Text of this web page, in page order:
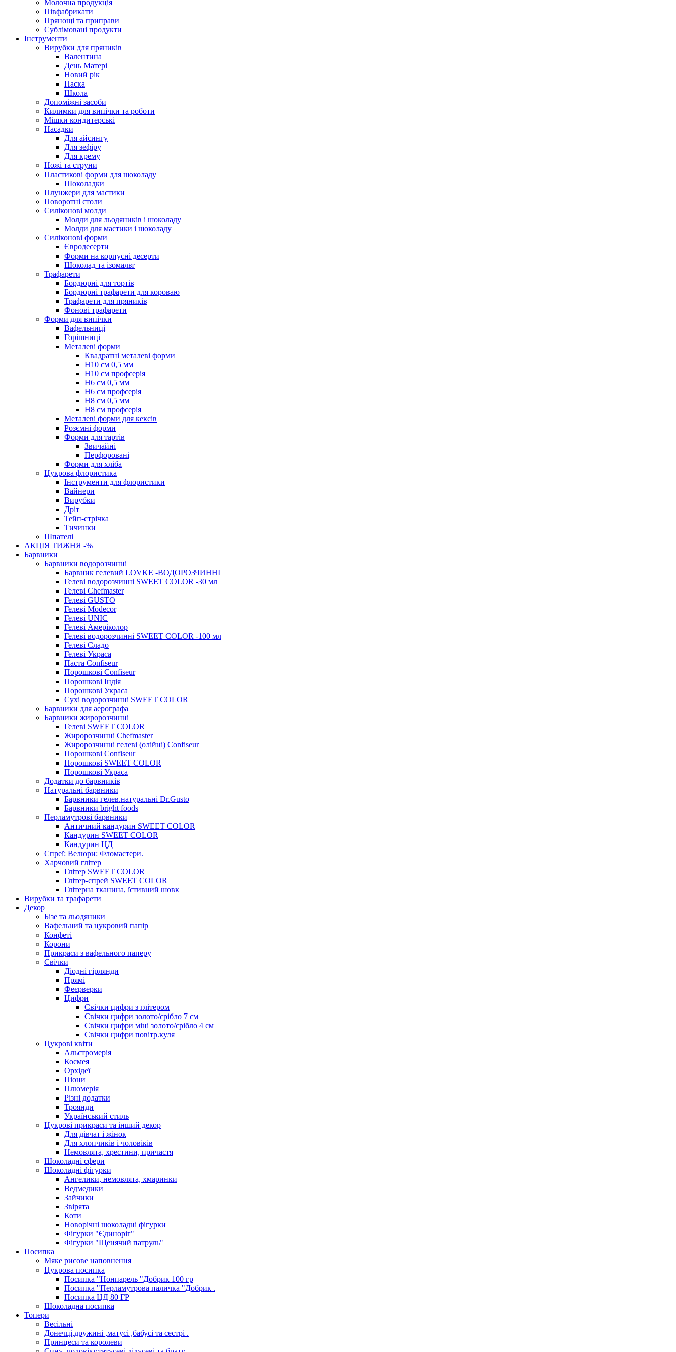
Молочна продукція
Півфабрикати
Прянощі та приправи
Сублімовані продукти
Інструменти
Вирубки для пряників
Валентина
День Матері
Новий рік
Паска
Школа
Допоміжні засоби
Килимки для випічки та роботи
Мішки кондитерські
Насадки
Для айсингу
Для зефіру
Для крему
Ножі та струни
Пластикові форми для шоколаду
Шоколадки
Плунжери для мастики
Поворотні столи
Силіконові молди
Молди для льодяників і шоколаду
Молди для мастики і шоколаду
Силіконові форми
Євродесерти
Форми на корпусні десерти
Шоколад та ізомальт
Трафарети
Бордюрні для тортів
Бордюрні трафарети для короваю
Трафарети для пряників
Фонові трафарети
Форми для випічки
Вафельниці
Горішниці
Металеві форми
Квадратні металеві форми
Н10 см 0,5 мм
Н10 см профсерія
Н6 см 0,5 мм
Н6 см профсерія
Н8 см 0,5 мм
Н8 см профсерія
Металеві форми для кексів
Розємні форми
Форми для тартів
Звичайні
Перфоровані
Форми для хліба
Цукрова флористика
Інструменти для флористики
Вайнери
Вирубки
Дріт
Тейп-стрічка
Тичинки
Шпателі
АКЦІЯ ТИЖНЯ -%
Барвники
Барвники водорозчинні
Барвник гелевий LOVKE -ВОДОРОЗЧИННІ
Гелеві водорозчинні SWEET COLOR -30 мл
Гелеві Chefmaster
Гелеві GUSTO
Гелеві Modecor
Гелеві UNIC
Гелеві Амеріколор
Гелеві водорозчинні SWEET COLOR -100 мл
Гелеві Сладо
Гелеві Украса
Паста Confiseur
Порошкові Confiseur
Порошкові Індія
Порошкові Украса
Сухі водорозчинні SWEET COLOR
Барвники для аерографа
Барвники жиророзчинні
Гелеві SWEET COLOR
Жиророзчинні Chefmaster
Жиророзчинні гелеві (олійні) Confiseur
Порошкові Confiseur
Порошкові SWEET COLOR
Порошкові Украса
Додатки до барвників
Натуральні барвники
Барвники гелев.натуральні Dr.Gusto
Барвники bright foods
Перламутрові барвники
Античний кандурин SWEET COLOR
Кандурин SWEET COLOR
Кандурин ЦД
Спреї: Велюри: Фломастери.
Харчовий глітер
Глітер SWEET COLOR
Глітер-спрей SWEET COLOR
Глітерна тканина, їстивний шовк
Вирубки та трафарети
Декор
Бізе та льодяники
Вафельний та цукровий папір
Конфеті
Корони
Прикраси з вафельного паперу
Свічки
Діодні гірлянди
Прямі
Феєрверки
Цифри
Свічки цифри з глітером
Свічки цифри золото/срібло 7 см
Свічки цифри міні золото/срібло 4 см
Свічки цифри повітр.куля
Цукрові квіти
Альстромерія
Космея
Орхідеї
Піони
Плюмерія
Різні додатки
Троянди
Український стиль
Цукрові прикраси та інший декор
Для дівчат і жінок
Для хлопчиків і чоловіків
Немовлята, хрестини, причастя
Шоколадні сфери
Шоколадні фігурки
Ангелики, немовлята, хмаринки
Ведмедики
Зайчики
Звірята
Коти
Новорічні шоколадні фігурки
Фігурки "Єдиноріг"
Фігурки "Щенячий патруль"
Посипка
Мяке рисове наповнення
Цукрова посипка
Посипка "Нонпарель "Добрик 100 гр
Посипка "Перламутрова паличка "Добрик .
Посипка ЦД 80 ГР
Шоколадна посипка
Топери
Весільні
Донечці,дружині ,матусі ,бабусі та сестрі .
Принцеси та королеви